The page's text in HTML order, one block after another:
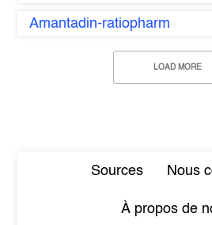
Amantadin-ratiopharm
LOAD MORE
Sources Nous
À propos de